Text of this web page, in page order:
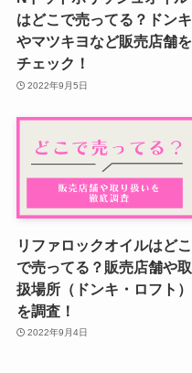
はどこで売ってる？ドンキ
やマツキヨなど販売店舗を
チェック！
2022年9月5日
リファロックオイルはどこ
で売ってる？販売店舗や取
扱場所（ドンキ・ロフト）
を調査！
2022年9月4日